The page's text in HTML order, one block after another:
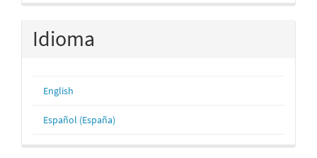
Idioma
English
Español (España)